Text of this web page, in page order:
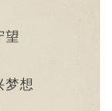
望
想